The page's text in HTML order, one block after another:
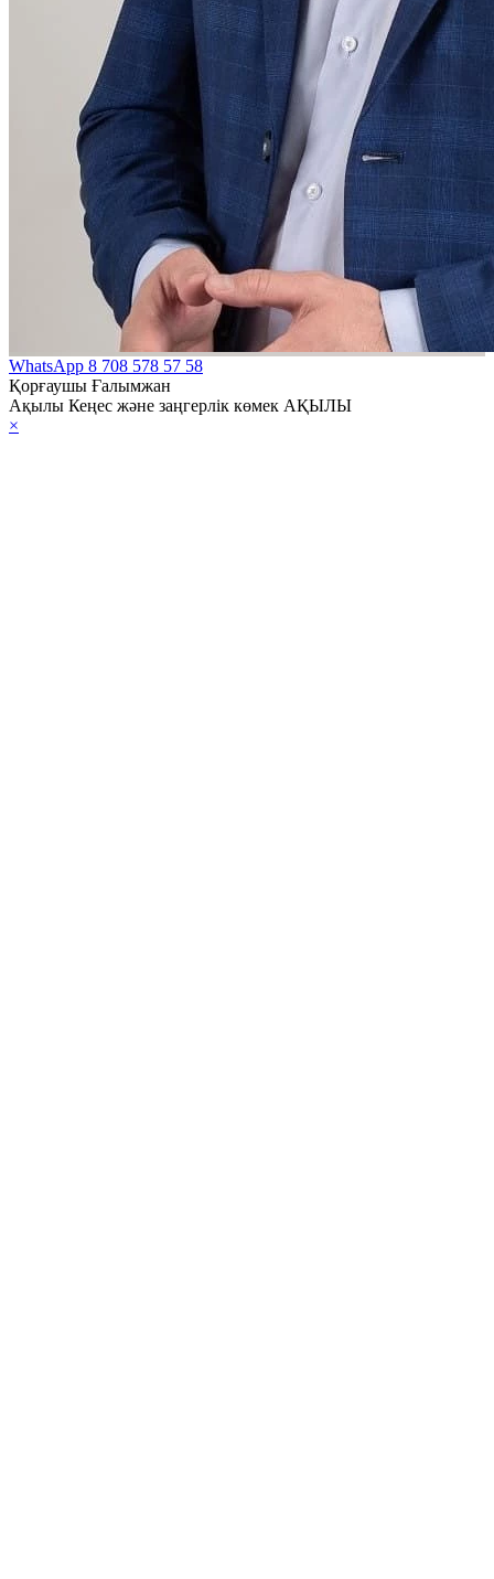
WhatsApp 8 708 578 57 58
Қорғаушы Ғалымжан
Ақылы Кеңес және заңгерлік көмек АҚЫЛЫ
×